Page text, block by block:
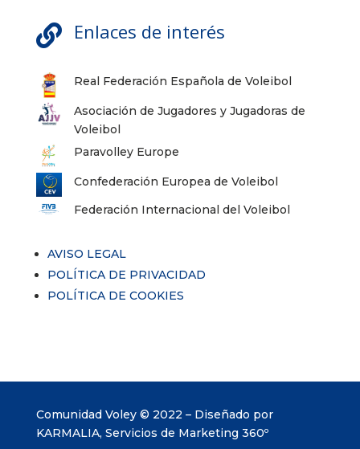
 Enlaces de interés
Real Federación Española de Voleibol
Asociación de Jugadores y Jugadoras de
Voleibol
Paravolley Europe
Confederación Europea de Voleibol
Federación Internacional del Voleibol
AVISO LEGAL
POLÍTICA DE PRIVACIDAD
POLÍTICA DE COOKIES
Comunidad Voley © 2022 – Diseñado por
KARMALIA, Servicios de Marketing 360º